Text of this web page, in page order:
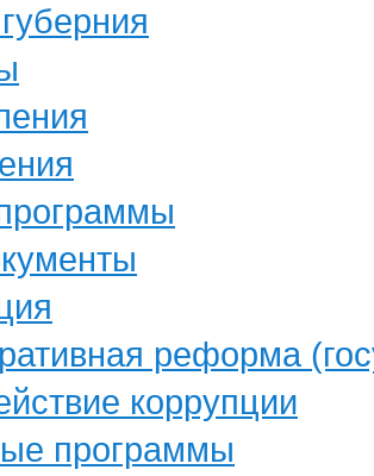
реформа
коррупции
программы